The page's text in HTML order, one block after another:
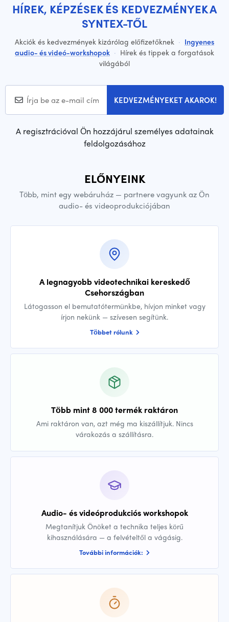
HÍREK, KÉPZÉSEK ÉS KEDVEZMÉNYEK A
SYNTEX-TŐL
Akciók és kedvezmények kizárólag előfizetőknek · Ingyenes
audio- és videó-workshopok · Hírek és tippek a forgatások
világából
KEDVEZMÉNYEKET AKAROK!
A regisztrációval Ön hozzájárul személyes adatainak
feldolgozásához
ELŐNYEINK
Több, mint egy webáruház — partnere vagyunk az Ön
audio- és videoprodukciójában
A legnagyobb videotechnikai kereskedő
Csehországban
Látogasson el bemutatótermünkbe, hívjon minket vagy
írjon nekünk — szívesen segítünk.
Többet rólunk
Több mint 8 000 termék raktáron
Ami raktáron van, azt még ma kiszállítjuk. Nincs
várakozás a szállításra.
Audio- és videóprodukciós workshopok
Megtanítjuk Önöket a technika teljes körű
kihasználására — a felvételtől a vágásig.
További információk: